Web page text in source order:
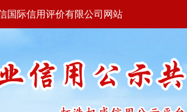
国际信用评价有限公司网站